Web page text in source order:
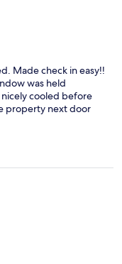
Made check in easy!!
was held
cooled before
property next door